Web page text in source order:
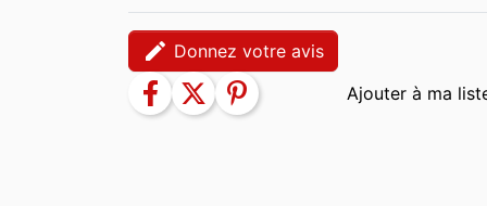
edit Donnez votre avis
facebook twitter pinterest